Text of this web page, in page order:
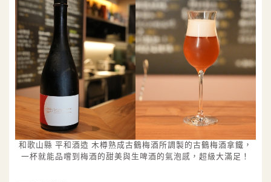
和歌山縣 平和酒造 木樽熟成古鶴梅酒所調製的古鶴梅酒拿鐵，
一杯就能品嚐到梅酒的甜美與生啤酒的氣泡感，超級大滿足！